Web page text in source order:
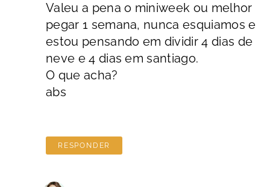
Valeu a pena o miniweek ou melhor
pegar 1 semana, nunca esquiamos e
estou pensando em dividir 4 dias de
neve e 4 dias em santiago.
O que acha?
abs
RESPONDER